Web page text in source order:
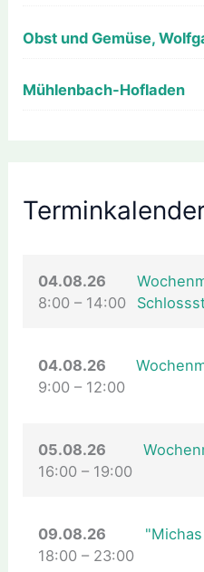
Obst und Gemüse,
Mühlenbach-Hofladen
04.08.26
8:00 – 14:00
04.08.26
9:00 – 12:00
05.08.26
16:00 – 19:00
09.08.26
18:00 – 23:00